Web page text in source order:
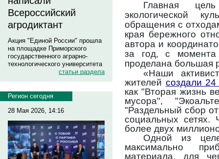
Всероссийский
агродиктант
Акция "Единой России" прошла
на площадке Приморского
государственного аграрно-
технологического университета
статьи раздела
Регион сегодня
28 Мая 2026, 14:16
Главная
экологической
обращения с
края бережного
автора и
за год, с
проделана большая
«Наши
жителей создали 24
как "Вторая жизнь
мусора",
"Раздельный сбор
социальных сетях.
более двух
Одной из
максимально
материала, для